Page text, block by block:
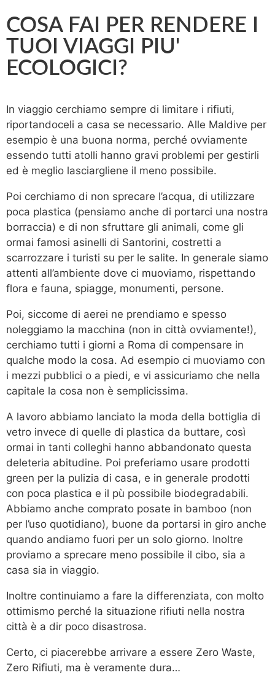
COSA FAI PER RENDERE I
TUOI VIAGGI PIU'
ECOLOGICI?
In viaggio cerchiamo sempre di limitare i rifiuti,
riportandoceli a casa se necessario. Alle Maldive per
esempio è una buona norma, perché ovviamente
essendo tutti atolli hanno gravi problemi per gestirli
ed è meglio lasciargliene il meno possibile.
Poi cerchiamo di non sprecare l’acqua, di utilizzare
poca plastica (pensiamo anche di portarci una nostra
borraccia) e di non sfruttare gli animali, come gli
ormai famosi asinelli di Santorini, costretti a
scarrozzare i turisti su per le salite. In generale siamo
attenti all’ambiente dove ci muoviamo, rispettando
flora e fauna, spiagge, monumenti, persone.
Poi, siccome di aerei ne prendiamo e spesso
noleggiamo la macchina (non in città ovviamente!),
cerchiamo tutti i giorni a Roma di compensare in
qualche modo la cosa. Ad esempio ci muoviamo con
i mezzi pubblici o a piedi, e vi assicuriamo che nella
capitale la cosa non è semplicissima.
A lavoro abbiamo lanciato la moda della bottiglia di
vetro invece di quelle di plastica da buttare, così
ormai in tanti colleghi hanno abbandonato questa
deleteria abitudine. Poi preferiamo usare prodotti
green per la pulizia di casa, e in generale prodotti
con poca plastica e il pù possibile biodegradabili.
Abbiamo anche comprato posate in bamboo (non
per l’uso quotidiano), buone da portarsi in giro anche
quando andiamo fuori per un solo giorno. Inoltre
proviamo a sprecare meno possibile il cibo, sia a
casa sia in viaggio.
Inoltre continuiamo a fare la differenziata, con molto
ottimismo perché la situazione rifiuti nella nostra
città è a dir poco disastrosa.
Certo, ci piacerebbe arrivare a essere Zero Waste,
Zero Rifiuti, ma è veramente dura…